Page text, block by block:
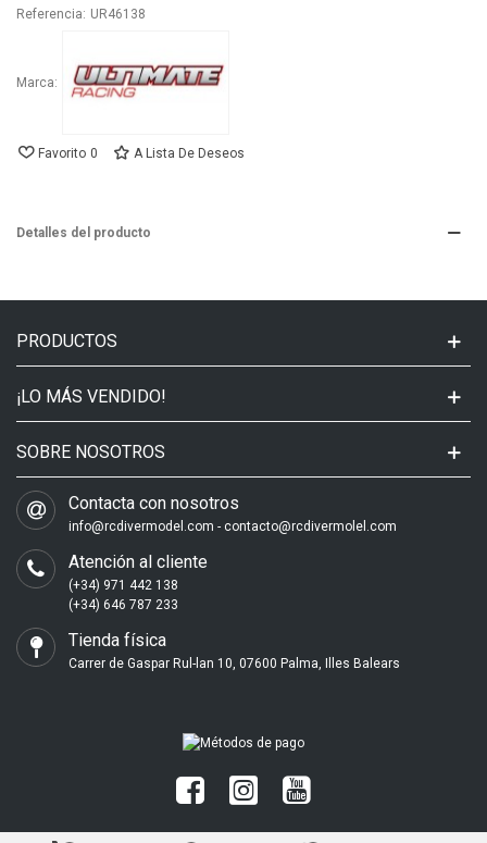
Referencia: UR46138
Marca:
Favorito 0 A Lista De Deseos
Detalles del producto
PRODUCTOS
¡LO MÁS VENDIDO!
SOBRE NOSOTROS
Contacta con nosotros
info@rcdivermodel.com - contacto@rcdivermolel.com
Atención al cliente
(+34) 971 442 138
(+34) 646 787 233
Tienda física
Carrer de Gaspar Rul-lan 10, 07600 Palma, Illes Balears